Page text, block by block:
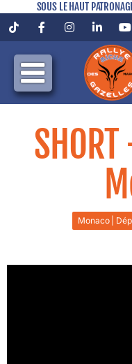
SOUS LE HAUT
TiktokFacebookInstagramLinkedIn
Monaco |